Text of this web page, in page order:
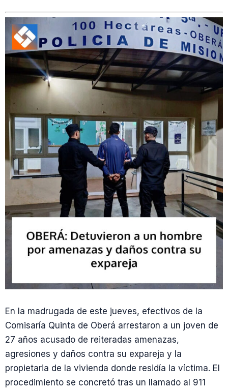
En la madrugada de este jueves, efectivos de la
Comisaría Quinta de Oberá arrestaron a un joven de
27 años acusado de reiteradas amenazas,
agresiones y daños contra su expareja y la
propietaria de la vivienda donde residía la víctima. El
procedimiento se concretó tras un llamado al 911